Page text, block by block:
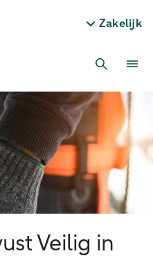
Zakelijk
Veilig in